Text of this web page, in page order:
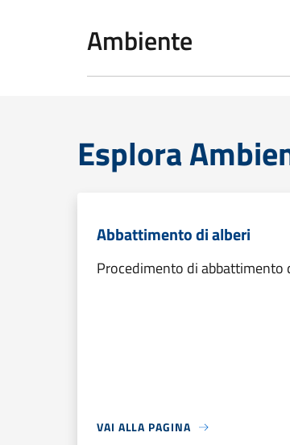
Ambiente
Esplora
Abbattimento di alberi
Procedimento di abbattimento
VAI ALLA PAGINA